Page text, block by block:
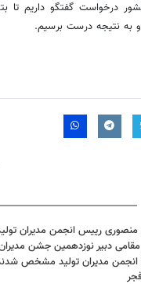
درخواست گفتگو داریم تا
به نتیجه درست برسیم.
رییس انجمن مدیران
دبیر نوزدهمین جشن
انجمن مدیران تولید مشخص